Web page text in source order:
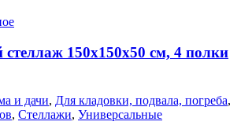
150x150x50 см, 4 полки
и дачи, Для кладовки, подвала, погреба,
, Стеллажи, Универсальные